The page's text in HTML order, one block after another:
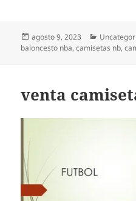
Publicado
el
agosto 9, 2023 Categorías
baloncesto nba,camisetas nb,
venta